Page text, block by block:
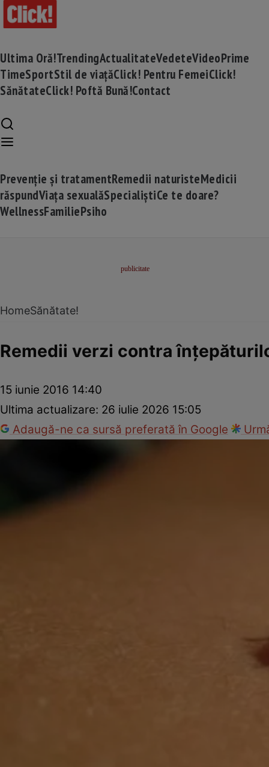
Ultima Oră!TrendingActualitateVedeteVideoPrime
TimeSportStil de viațăClick! Pentru FemeiClick!
SănătateClick! Poftă Bună!Contact
Prevenție și tratamentRemedii naturisteMedicii
răspundViața sexualăSpecialiștiCe te doare?
WellnessFamiliePsiho
HomeSănătate!
Remedii verzi contra
15 iunie 2016 14:40
Ultima actualizare: 26 iulie 2026 15:05
Adaugă-ne ca sursă preferată în Google